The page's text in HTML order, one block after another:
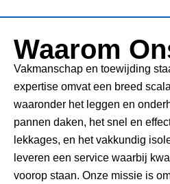
Waarom
Vakmanschap en toewijding
expertise omvat een breed
waaronder het leggen en
pannen daken, het snel en
lekkages, en het vakkundig
leveren een service waarbij
voorop staan. Onze missie is